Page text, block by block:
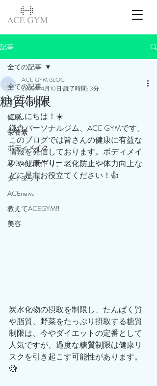
記事
全ての記事
オススメ食材
健康
栄養素
ボディメイク
新しいカテゴリー
ダイエット
ACEnews
教えてACEGYM‼️
美容
全ての記事
糖質制限
ACE GYM BLOG
2025年4月10日 読了時間: 3分
こんにちは！☀️
鎌倉パーソナルジム、ACE GYMです。
このブログでは皆さんの健康に有益な
情報を発信しております。ボディメイ
クや健康作り、老化防止や体力向上な
どに是非お役立てください！👍
炭水化物の摂取を制限し、たんぱく質
や脂質、野菜をたっぷり摂取する糖質
制限は、今やダイエットの定番として
人気ですが、過度な糖質制限は健康リ
スクを引き起こす可能性があります。
🧐